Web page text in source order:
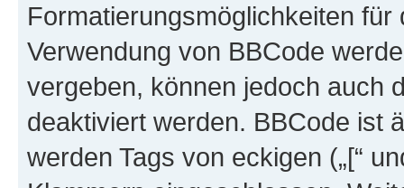
Formatierungsmöglichkeiten
Verwendung von BBCode
vergeben, können jedoch auch
deaktiviert werden. BBCode ist
werden Tags von eckigen („[“